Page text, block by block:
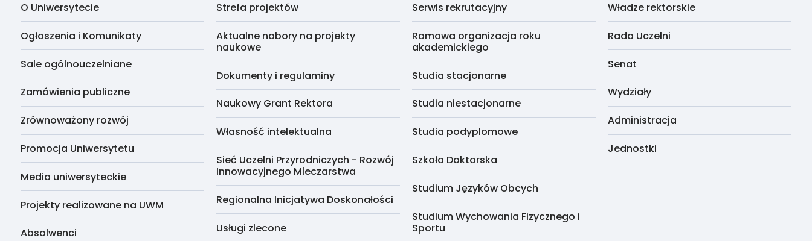
O Uniwersytecie
Ogłoszenia i Komunikaty
Sale ogólnouczelniane
Zamówienia publiczne
Zrównoważony rozwój
Promocja Uniwersytetu
Media uniwersyteckie
Projekty realizowane na UWM
Absolwenci
Strefa projektów
Aktualne nabory na projekty
naukowe
Dokumenty i regulaminy
Naukowy Grant Rektora
Własność intelektualna
Sieć Uczelni Przyrodniczych - Rozwój
Innowacyjnego Mleczarstwa
Regionalna Inicjatywa Doskonałości
Usługi zlecone
Serwis rekrutacyjny
Ramowa organizacja roku
akademickiego
Studia stacjonarne
Studia niestacjonarne
Studia podyplomowe
Szkoła Doktorska
Studium Języków Obcych
Studium Wychowania Fizycznego i
Sportu
Władze rektorskie
Rada Uczelni
Senat
Wydziały
Administracja
Jednostki